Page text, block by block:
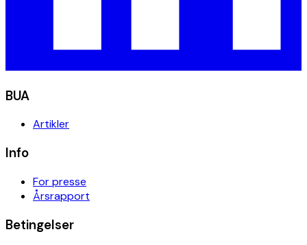
BUA
Artikler
Info
For presse
Årsrapport
Betingelser